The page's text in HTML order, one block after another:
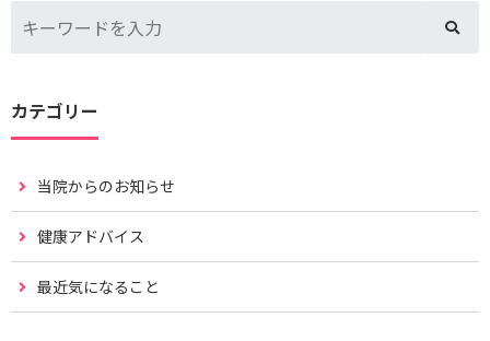
カテゴリー
当院からのお知らせ
健康アドバイス
最近気になること